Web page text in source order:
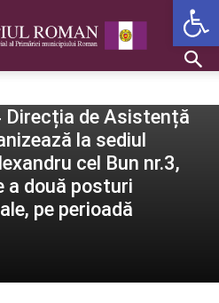
Direcția de Asistență
la sediul
cel Bun nr.3,
a două posturi
pe perioadă